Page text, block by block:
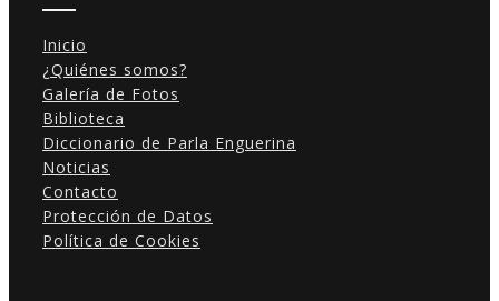
Inicio
¿Quiénes somos?
Galería de Fotos
Biblioteca
Diccionario de Parla Enguerina
Noticias
Contacto
Protección de Datos
Política de Cookies